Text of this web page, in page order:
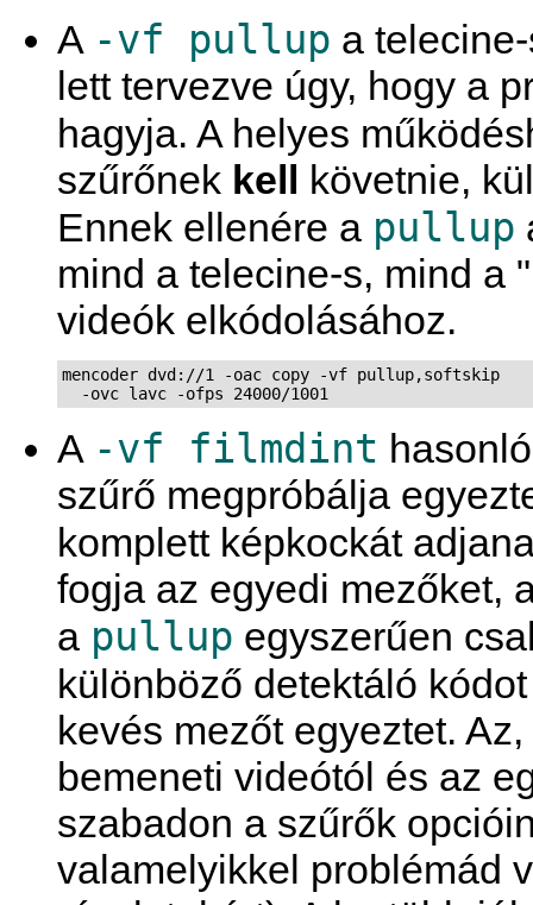
A -vf pullup a
lett tervezve úgy, hogy a
hagyja. A helyes
szűrőnek kell
követnie,
Ennek ellenére a pullup
mind a telecine-s, mind a
videók elkódolásához.
mencoder dvd://1 -oac copy -vf pullup,softskip
  -ovc lavc -ofps 24000/1001
A -vf filmdint
szűrő megpróbálja
komplett képkockát
fogja az egyedi mezőket,
a pullup egyszerűen
különböző detektáló
kevés mezőt egyeztet.
bemeneti videótól és az
szabadon a szűrők
valamelyikkel problémád